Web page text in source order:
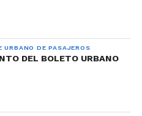
URBANO DE PASAJEROS
DEL BOLETO URBANO